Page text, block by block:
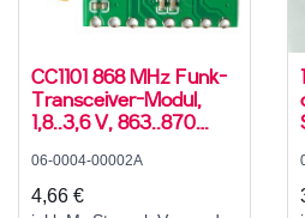
CC1101 868 MHz Funk-
Transceiver-Modul,
1,8..3,6 V, 863..870
kBit/s, -40..85 °C, SPI
06-0004-00002A
4,66 €